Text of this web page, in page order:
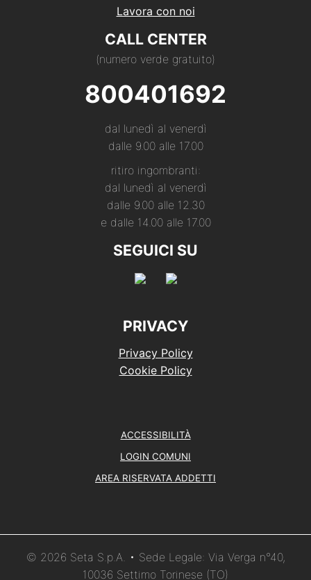
Lavora con noi
CALL CENTER
(numero verde gratuito)
800401692
dal lunedì al venerdì
dalle 9.00 alle 17.00
ritiro ingombranti:
dal lunedì al venerdì
dalle 9.00 alle 12.30
e dalle 14.00 alle 17.00
SEGUICI SU
PRIVACY
Privacy Policy
Cookie Policy
ACCESSIBILITÀ
LOGIN COMUNI
AREA RISERVATA ADDETTI
© 2026 Seta S.p.A. • Sede Legale: Via Verga n°40,
10036 Settimo Torinese (TO)